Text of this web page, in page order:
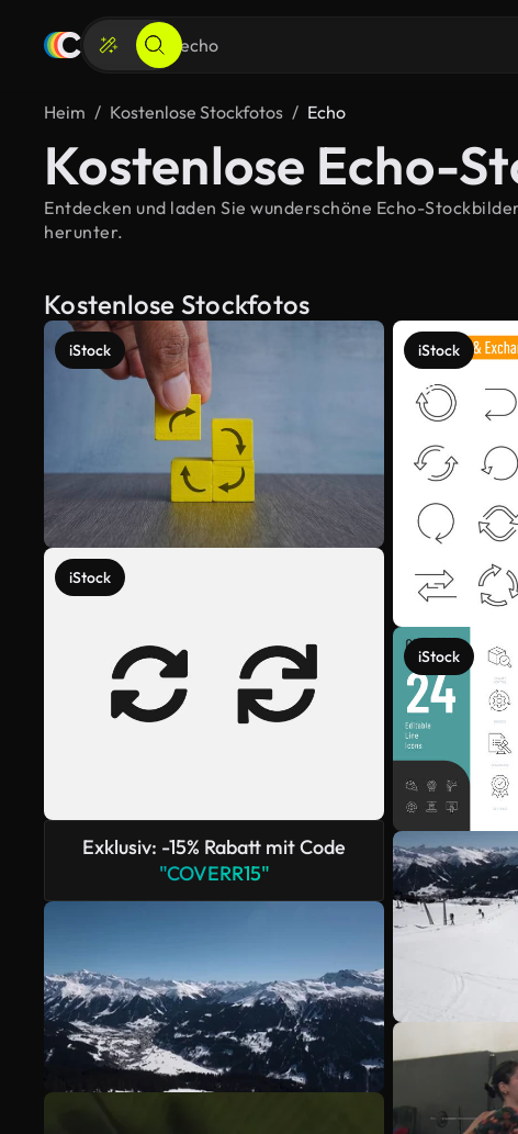
Heim Kostenlose Stockfotos Echo
Kostenlose Echo-
Entdecken und laden Sie wunderschöne Echo-
herunter.
Kostenlose Stockfotos
iStock
iStock
Exklusiv: -15% Rabatt mit Code
"COVERR15"
iStock
iStock